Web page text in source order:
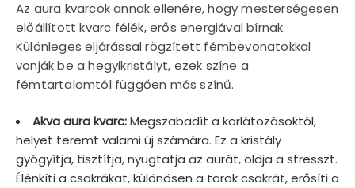
Az aura kvarcok annak ellenére, hogy mesterségesen
előállított kvarc félék, erős energiával bírnak.
Különleges eljárással rögzített fémbevonatokkal
vonják be a hegyikristályt, ezek színe a
fémtartalomtól függően más színű.
Akva aura kvarc:Megszabadít a korlátozásoktól,
helyet teremt valami új számára. Ez a kristály
gyógyítja, tisztítja, nyugtatja az aurát, oldja a stresszt.
Élénkíti a csakrákat, különösen a torok csakrát, erősíti a